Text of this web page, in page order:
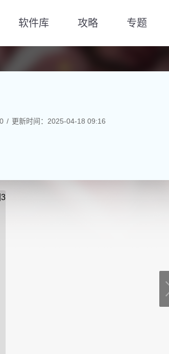
软件库 攻略 专题
更新时间：2025-04-18 09:16